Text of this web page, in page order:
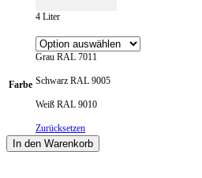
4 Liter
Farbe
Grau RAL 7011
Schwarz RAL 9005
Weiß RAL 9010
Zurücksetzen
In den Warenkorb